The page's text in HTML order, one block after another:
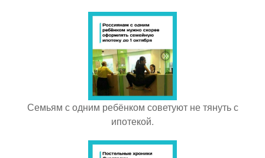
Семьям с одним ребёнком советуют не тянуть с
ипотекой.